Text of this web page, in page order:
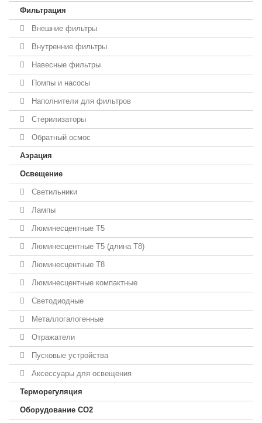
Фильтрация
Внешние фильтры
Внутренние фильтры
Навесные фильтры
Помпы и насосы
Наполнители для фильтров
Стерилизаторы
Обратный осмос
Аэрация
Освещение
Светильники
Лампы
Люминесцентные T5
Люминесцентные T5 (длина T8)
Люминесцентные T8
Люминесцентные компактные
Светодиодные
Металлогалогенные
Отражатели
Пусковые устройства
Аксессуары для освещения
Терморегуляция
Оборудование CO2